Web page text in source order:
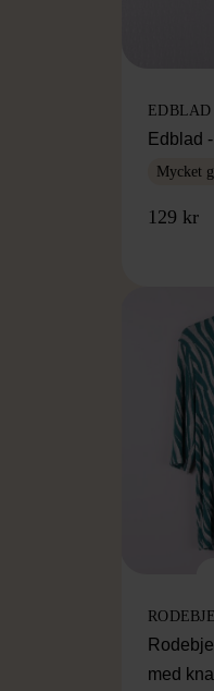
EDBLAD
Edblad
Mycket
129 kr
med